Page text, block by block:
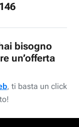
bisogno
un’offerta
, ti basta un click